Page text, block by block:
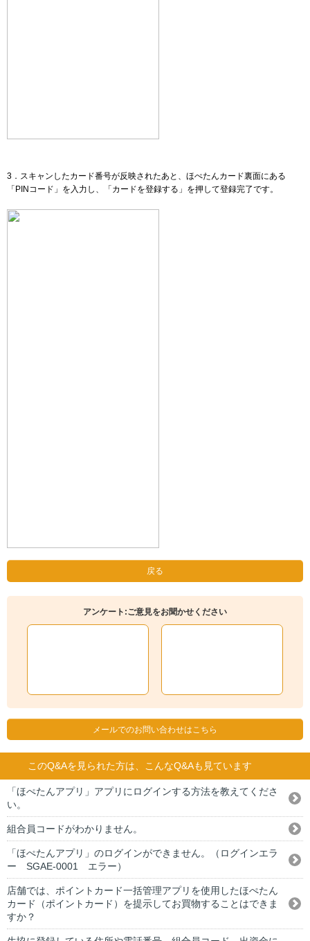
3．スキャンしたカード番号が反映されたあと、ほぺたんカード裏面にある
「PINコード」を入力し、「カードを登録する」を押して登録完了です。
戻る
アンケート:ご意見をお聞かせください
メールでのお問い合わせはこちら
このQ&Aを見られた方は、こんなQ&Aも見ています
「ほぺたんアプリ」アプリにログインする方法を教えてくださ
い。
組合員コードがわかりません。
「ほぺたんアプリ」のログインができません。（ログインエラ
ー SGAE-0001 エラー）
店舗では、ポイントカード一括管理アプリを使用したほぺたん
カード（ポイントカード）を提示してお買物することはできま
すか？